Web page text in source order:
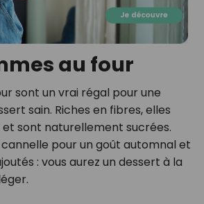
au four
sont un vrai régal pour une
sain. Riches en fibres, elles
sont naturellement sucrées.
pour un goût automnal et
: vous aurez un dessert à la